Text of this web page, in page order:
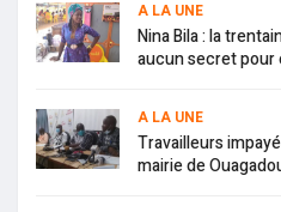
A LA UNE
Nina Bila : la
aucun secret pour
A LA UNE
Travailleurs
mairie de